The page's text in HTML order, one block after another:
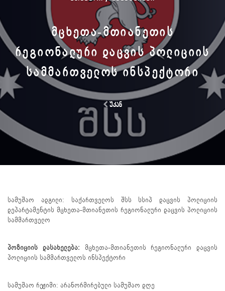
ᲛᲪᲮᲔᲗᲐ-ᲛᲗᲘᲐᲜᲔᲗᲘᲡ
ᲠᲔᲒᲘᲝᲜᲐᲚᲣᲠᲘ ᲓᲐᲪᲕᲘᲡ ᲞᲝᲚᲘᲪᲘᲘᲡ
ᲡᲐᲛᲛᲐᲠᲗᲕᲔᲚᲝᲡ ᲘᲜᲡᲞᲔᲥᲢᲝᲠᲘ
უკან
სამუშაო ადგილი: საქართველოს შსს სსიპ დაცვის პოლიციის
დეპარტამენტის მცხეთა-მთიანეთის რეგიონალური დაცვის პოლიციის
სამმართველო
პოზიციის დასახელება: მცხეთა-მთიანეთის რეგიონალური დაცვის
პოლიციის სამმართველოს ინსპექტორი
სამუშაო რეჟიმი: არანორმირებული სამუშაო დღე